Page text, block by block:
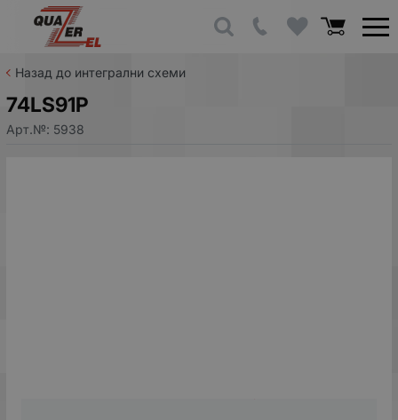
Назад до интегрални схеми
74LS91P
Арт.№: 5938